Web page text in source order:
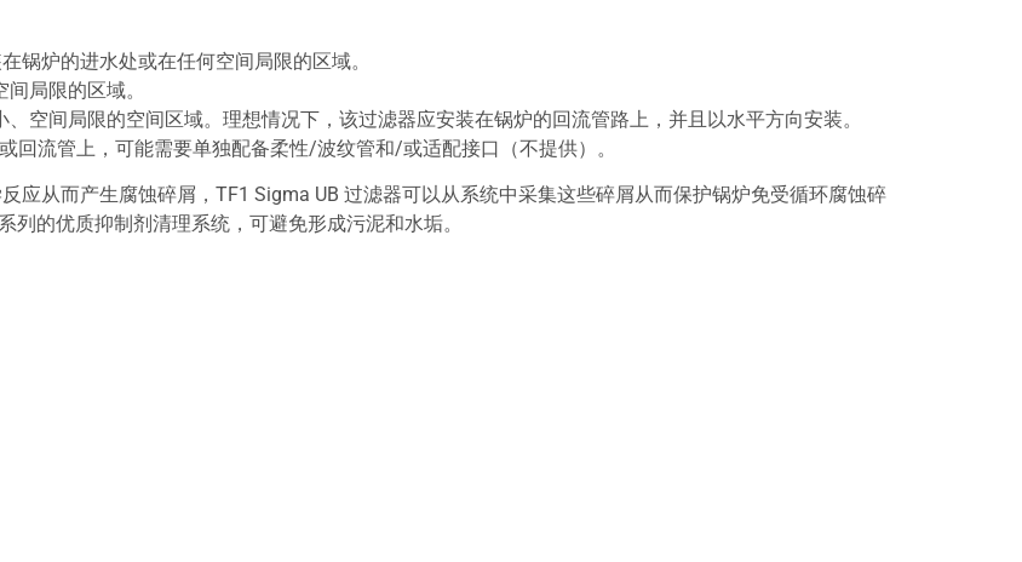
锅炉的进水处或在任何空间局限的区域。
局限的区域。
空间局限的空间区域。理想情况下，该过滤器应安装在锅炉的回流管路上，并且以水平方向安装。
回流管上，可能需要单独配备柔性/波纹管和/或适配接口（不提供）。
应从而产生腐蚀碎屑，TF1 Sigma UB 过滤器可以从系统中采集这些碎屑从而保护锅炉免受循环腐蚀碎
的优质抑制剂清理系统，可避免形成污泥和水垢。